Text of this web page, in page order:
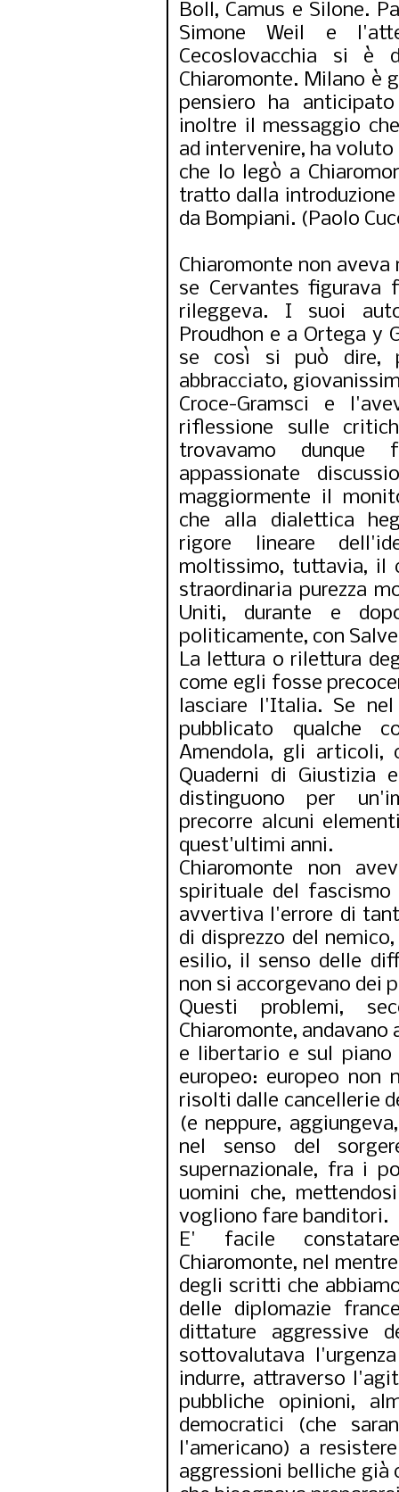
Boll, Camus e Silone.
Simone Weil e
Cecoslovacchia si è
Chiaromonte. Milano è
pensiero ha
inoltre il messaggio
ad intervenire, ha
che lo legò a
tratto dalla
da Bompiani. (Paolo
Chiaromonte non
se Cervantes
rileggeva. I suoi
Proudhon e a Ortega y
se così si può dire,
abbracciato,
Croce-Gramsci e
riflessione sulle
trovavamo dunque
appassionate
maggiormente il
che alla dialettica
rigore lineare
moltissimo, tuttavia, il
straordinaria purezza
Uniti, durante e
politicamente, con
La lettura o rilettura
come egli fosse
lasciare l'Italia. Se
pubblicato qualche
Amendola, gli articoli,
Quaderni di Giustizia
distinguono per
precorre alcuni
quest'ultimi anni.
Chiaromonte non
spirituale del fascismo
avvertiva l'errore di
di disprezzo del
esilio, il senso delle
non si accorgevano dei
Questi problemi,
Chiaromonte,
e libertario e sul piano
europeo: europeo non
risolti dalle cancellerie
(e neppure,
nel senso del
supernazionale, fra i
uomini che,
vogliono fare banditori.
E' facile
Chiaromonte, nel
degli scritti che
delle diplomazie
dittature aggressive
sottovalutava
indurre, attraverso
pubbliche opinioni,
democratici (che
l'americano) a
aggressioni belliche già